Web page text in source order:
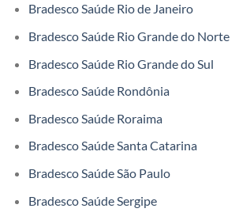
Bradesco Saúde Rio de Janeiro
Bradesco Saúde Rio Grande do Norte
Bradesco Saúde Rio Grande do Sul
Bradesco Saúde Rondônia
Bradesco Saúde Roraima
Bradesco Saúde Santa Catarina
Bradesco Saúde São Paulo
Bradesco Saúde Sergipe